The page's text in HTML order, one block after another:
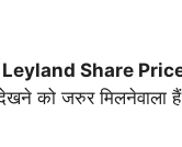
Share
को जरुर मिलनेवाला